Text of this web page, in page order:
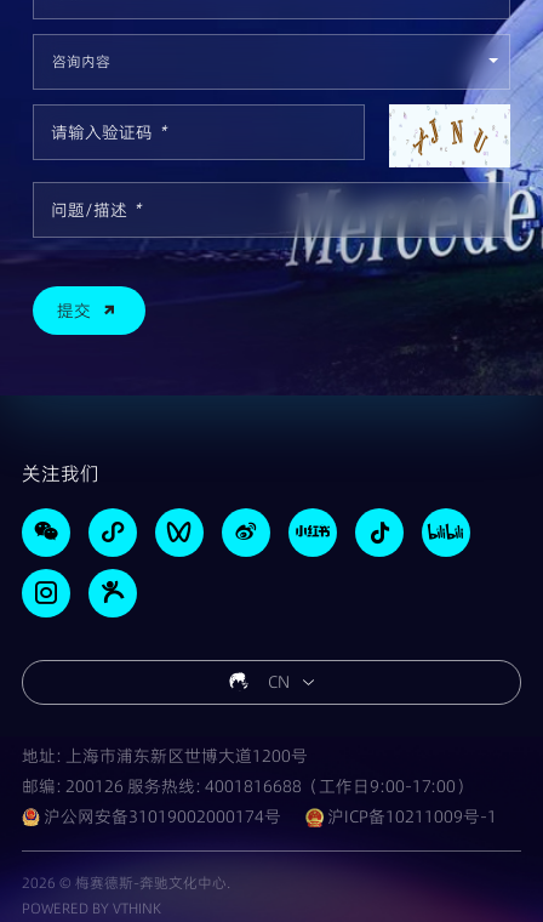
请输入验证码 *
问题/描述 *
提交
关注我们
CN
地址: 上海市浦东新区世博大道1200号
邮编: 200126 服务热线: 4001816688（工作日9:00-17:00）
沪公网安备31019002000174号
沪ICP备10211009号-1
2026 © 梅赛德斯-奔驰文化中心.
POWERED BY VTHINK